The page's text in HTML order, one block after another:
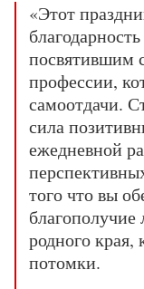
«Этот
посвятившим
профессии,
самоотдачи.
сила
ежедневной
того что вы
благополучие
родного края,
потомки.